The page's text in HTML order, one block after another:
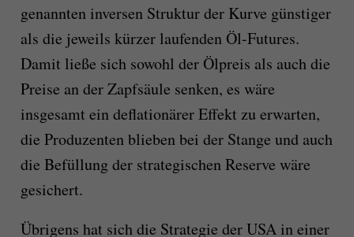
genannten inversen Struktur der Kurve günstiger
als die jeweils kürzer laufenden Öl-Futures.
Damit ließe sich sowohl der Ölpreis als auch die
Preise an der Zapfsäule senken, es wäre
insgesamt ein deflationärer Effekt zu erwarten,
die Produzenten blieben bei der Stange und auch
die Befüllung der strategischen Reserve wäre
gesichert.
Übrigens hat sich die Strategie der USA in einer